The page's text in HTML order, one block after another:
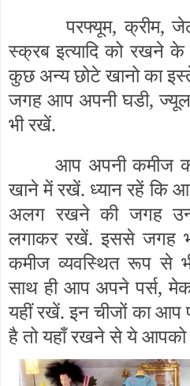
परफ्यूम, क्रीम,
स्क्रब इत्यादि को रखने के
कुछ अन्य छोटे खानो का
जगह आप अपनी घडी,
भी रखें.
आप अपनी कमीज
खाने में रखें. ध्यान रहें कि
अलग रखने की जगह
लगाकर रखें. इससे जगह
कमीज व्यवस्थित रूप से
साथ ही आप अपने पर्स,
यहीं रखें. इन चीजों का आप
है तो यहाँ रखने से ये आपको